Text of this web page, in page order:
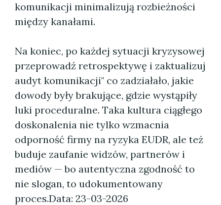
komunikacji minimalizują rozbieżności
między kanałami.
Na koniec, po każdej sytuacji kryzysowej
przeprowadź retrospektywę i zaktualizuj
audyt komunikacji" co zadziałało, jakie
dowody były brakujące, gdzie wystąpiły
luki proceduralne. Taka kultura ciągłego
doskonalenia nie tylko wzmacnia
odporność firmy na ryzyka EUDR, ale też
buduje zaufanie widzów, partnerów i
mediów — bo autentyczna zgodność to
nie slogan, to udokumentowany
proces.Data: 23-03-2026